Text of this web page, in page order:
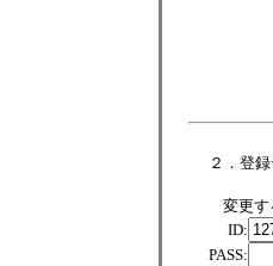
２．登
変更す
ID:
PASS: